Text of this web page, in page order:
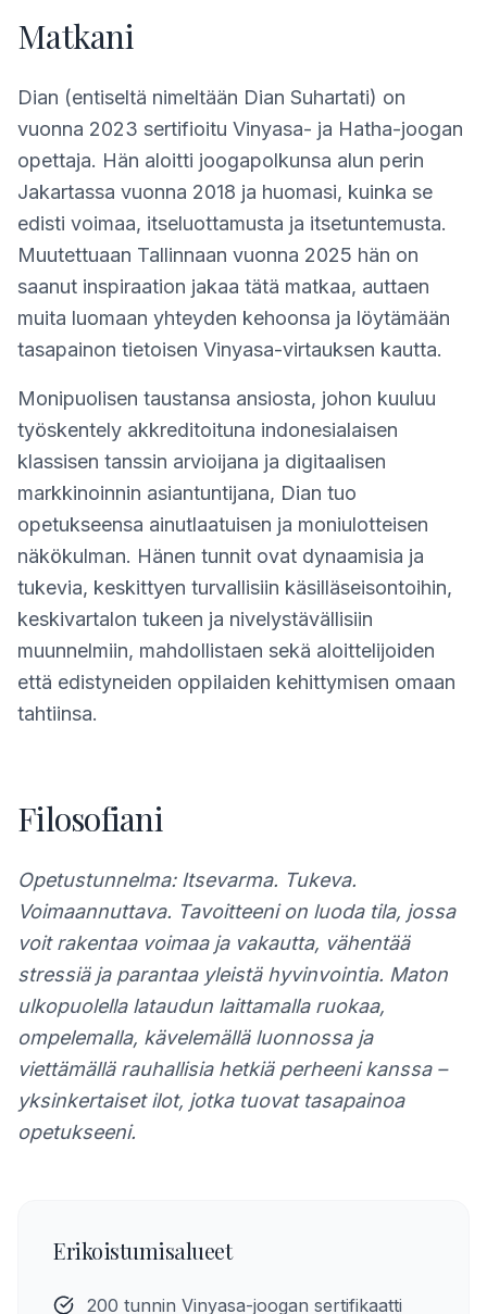
Matkani
Dian (entiseltä nimeltään Dian Suhartati) on
vuonna 2023 sertifioitu Vinyasa- ja Hatha-joogan
opettaja. Hän aloitti joogapolkunsa alun perin
Jakartassa vuonna 2018 ja huomasi, kuinka se
edisti voimaa, itseluottamusta ja itsetuntemusta.
Muutettuaan Tallinnaan vuonna 2025 hän on
saanut inspiraation jakaa tätä matkaa, auttaen
muita luomaan yhteyden kehoonsa ja löytämään
tasapainon tietoisen Vinyasa-virtauksen kautta.
Monipuolisen taustansa ansiosta, johon kuuluu
työskentely akkreditoituna indonesialaisen
klassisen tanssin arvioijana ja digitaalisen
markkinoinnin asiantuntijana, Dian tuo
opetukseensa ainutlaatuisen ja moniulotteisen
näkökulman. Hänen tunnit ovat dynaamisia ja
tukevia, keskittyen turvallisiin käsilläseisontoihin,
keskivartalon tukeen ja nivelystävällisiin
muunnelmiin, mahdollistaen sekä aloittelijoiden
että edistyneiden oppilaiden kehittymisen omaan
tahtiinsa.
Filosofiani
Opetustunnelma: Itsevarma. Tukeva.
Voimaannuttava. Tavoitteeni on luoda tila, jossa
voit rakentaa voimaa ja vakautta, vähentää
stressiä ja parantaa yleistä hyvinvointia. Maton
ulkopuolella lataudun laittamalla ruokaa,
ompelemalla, kävelemällä luonnossa ja
viettämällä rauhallisia hetkiä perheeni kanssa –
yksinkertaiset ilot, jotka tuovat tasapainoa
opetukseeni.
Erikoistumisalueet
200 tunnin Vinyasa-joogan sertifikaatti